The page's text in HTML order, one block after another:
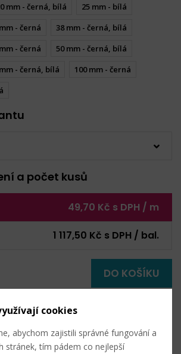
mm - černá, bílá
25 mm - bílá
- černá
38 mm - černá, bílá
- černá
50 mm - černá, bílá
- černá, bílá
100 mm - černá
a počet kusů
49,70 Kč s DPH / m
1 117,50 Kč s DPH / bal.
DO KOŠÍKU
cookies
abychom zajistili správné fungování a
stránek, tím pádem co nejlepší